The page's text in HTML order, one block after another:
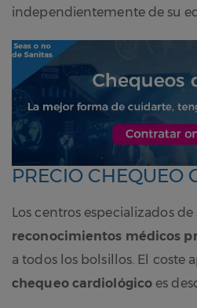
independientemente de su
PRECIO CHEQUEO
Los centros especializados
reconocimientos médicos
a todos los bolsillos. El coste
chequeo cardiológico es